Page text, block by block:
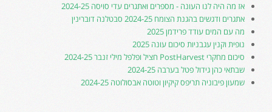
אז מה היה לנו העונה - מספרים ואתגרים עדי סויסה 2024-25
אתגרים ודגשים בהגנת הצומח 2024-25 סבטלנה דוברינין
מה עם המים עודד פרידמן 2025
נופית וקנין עגבניות סיכום עונה 2025
סיכום מחקרי PostHarvest חציל ופלפל מילי זנבר 2024-25
שבתאי כהן גידול פטל בערבה 2024-25
שמעון פיבוניה תריפס קיקיון וטוטה אבסולוטה 2024-25